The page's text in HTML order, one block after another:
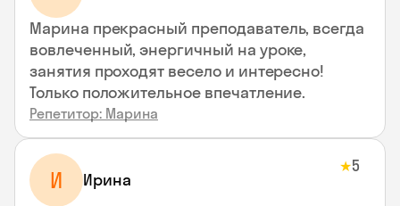
Марина прекрасный преподаватель, всегда
вовлеченный, энергичный на уроке,
занятия проходят весело и интересно!
Только положительное впечатление.
Репетитор: Марина
И Ирина
★5